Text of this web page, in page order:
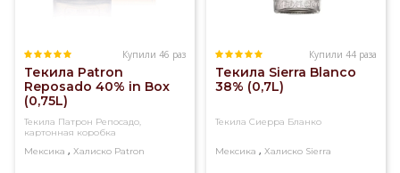
Купили 46 раз
Текила Patron
Reposado 40% in Box
(0,75L)
Текила Патрон Репосадо,
картонная коробка
Мексика , Халиско Patron
Купили 44 раза
Текила Sierra Blanco
38% (0,7L)
Текила Сиерра Бланко
Мексика , Халиско Sierra